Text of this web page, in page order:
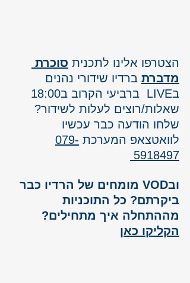
הצטרפו אלינו לתכנית סוכרת
מדברת ברדיו שידורי נהנים
בLIVE  ברביעי הקרוב ב18:00
שאלות/רוצים לעלות לשידור?
שלחו הודעה כבר עכשיו
לוואטצאפ המערכת 079-
5918497
ובVOD מומחים של הרדיו כבר
ביקרתם? כל התוכניות
מההתחלה איך מתחילים?
הקליקו כאן